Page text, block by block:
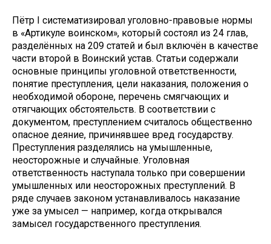
Пётр I систематизировал уголовно-правовые нормы
в «Артикуле воинском», который состоял из 24 глав,
разделённых на 209 статей и был включён в качестве
части второй в Воинский устав. Статьи содержали
основные принципы уголовной ответственности,
понятие преступления, цели наказания, положения о
необходимой обороне, перечень смягчающих и
отягчающих обстоятельств. В соответствии с
документом, преступлением считалось общественно
опасное деяние, причинявшее вред государству.
Преступления разделялись на умышленные,
неосторожные и случайные. Уголовная
ответственность наступала только при совершении
умышленных или неосторожных преступлений. В
ряде случаев законом устанавливалось наказание
уже за умысел — например, когда открывался
замысел государственного преступления.